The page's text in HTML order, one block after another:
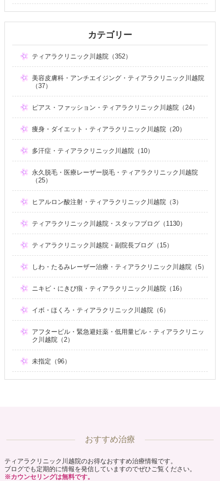
カテゴリー
ティアラクリニック川越院（352）
美容皮膚科・アンチエイジング・ティアラクリニック川越院
（37）
ピアス・ファッション・ティアラクリニック川越院（24）
痩身・ダイエット・ティアラクリニック川越院（20）
多汗症・ティアラクリニック川越院（10）
永久脱毛・医療レーザー脱毛・ティアラクリニック川越院
（25）
ヒアルロン酸注射・ティアラクリニック川越院（3）
ティアラクリニック川越院・スタッフブログ（1130）
ティアラクリニック川越院・副院長ブログ（15）
しわ・たるみレーザー治療・ティアラクリニック川越院（5）
ニキビ・にきび痕・ティアラクリニック川越院（16）
イボ・ほくろ・ティアラクリニック川越院（6）
アフターピル・緊急避妊薬・低用量ピル・ティアラクリニッ
ク川越院（2）
未指定（96）
おすすめ治療
ティアラクリニック川越院のお得なおすすめ治療情報です。
ブログでも定期的に情報を発信していますのでぜひご覧ください。
※カウンセリングは無料です。